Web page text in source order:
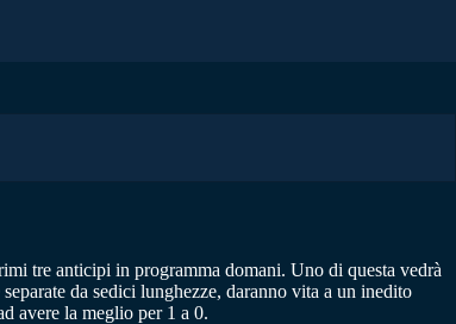
tre anticipi in programma domani. Uno di questa vedrà
da sedici lunghezze, daranno vita a un inedito
avere la meglio per 1 a 0.